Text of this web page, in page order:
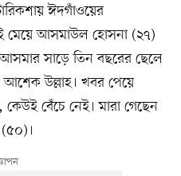
ঈদগাঁওয়ের
মেয়ে আসমাউল হোসনা (২৭)
সাড়ে তিন বছরের ছেলে
উল্লাহ। খবর পেয়ে
কেউই বেঁচে নেই। মারা গেছেন
(৫০)।